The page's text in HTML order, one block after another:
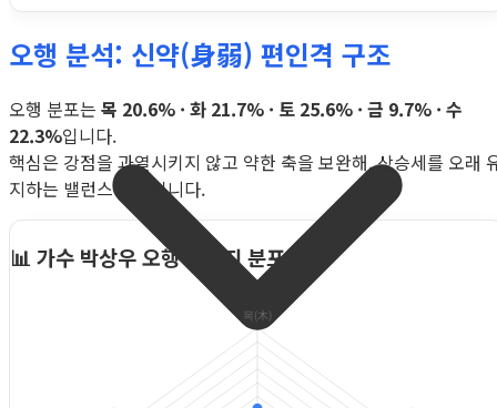
오행 분석: 신약(身弱) 편인격 구조
오행 분포는 목 20.6% · 화 21.7% · 토 25.6% · 금 9.7% · 수
22.3%입니다.
핵심은 강점을 과열시키지 않고 약한 축을 보완해, 상승세를 오래
지하는 밸런스 운영입니다.
📊 가수 박상우 오행 에너지 분포